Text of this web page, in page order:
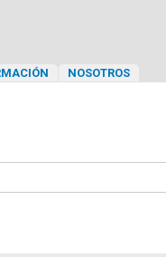
NOSOTROS